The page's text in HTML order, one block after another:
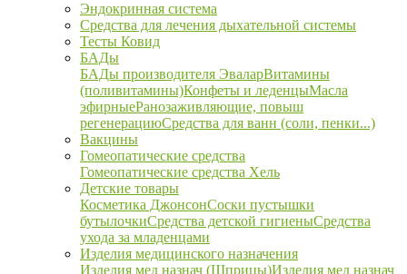
Эндокринная система
Средства для лечения дыхательной системы
Тесты Ковид
БАДы
БАДы производителя ЭваларВитамины
(поливитамины)Конфеты и леденцыМасла
эфирныеРанозаживляющие, повыш
регенерациюСредства для ванн (соли, пенки...)
Вакцины
Гомеопатические средства
Гомеопатические средства Хель
Детские товары
Косметика ДжонсонСоски пустышки
бутылочкиСредства детской гигиеныСредства
ухода за младенцами
Изделия медицинского назначения
Изделия мед назнач (Шприцы)Изделия мед назнач